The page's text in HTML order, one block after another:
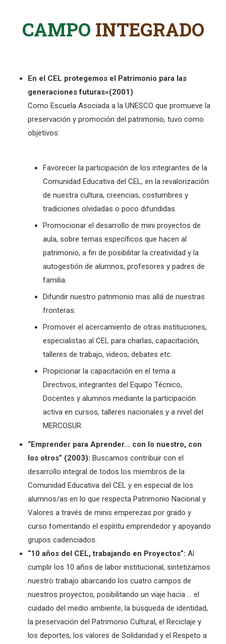
CAMPO INTEGRADO
En el CEL protegemos el Patrimonio para las
generaciones futuras»(2001)
Como Escuela Asociada a la UNESCO que promueve la
preservación y promoción del patrimonio, tuvo como
objetivos:
Favorecer la participación de los integrantes de la
Comunidad Educativa del CEL, en la revalorización
de nuestra cultura, creencias, costumbres y
tradiciones olvidadas o poco difundidas.
Promocionar el desarrollo de mini proyectos de
aula, sobre temas específicos que hacen al
patrimonio, a fin de posibilitar la creatividad y la
autogestión de alumnos, profesores y padres de
familia.
Difundir nuestro patrimonio mas allá de nuestras
fronteras.
Promover el acercamiento de otras instituciones,
especialistas al CEL para charlas, capacitación,
talleres de trabajo, videos, debates etc.
Propicionar la capacitación en el tema a
Directivos, integrantes del Equipo Técnico,
Docentes y alumnos mediante la participación
activa en cursos, talleres nacionales y a nivel del
MERCOSUR.
“Emprender para Aprender… con lo nuestro, con
los otros” (2003): Buscamos contribuir con el
desarrollo integral de todos los miembros de la
Comunidad Educativa del CEL y en especial de los
alumnos/as en lo que respecta Patrimonio Nacional y
Valores a través de minis emperezas por grado y
curso fomentando el espíritu emprendedor y apoyando
grupos cadenciados.
“10 años del CEL, trabajando en Proyectos”: Al
cumplir los 10 años de labor institucional, sintetizamos
nuestro trabajo abarcando los cuatro campos de
nuestros proyectos, posibilitando un viaje hacia … el
cuidado del medio ambiente, la búsqueda de identidad,
la preservación del Patrimonio Cultural, el Reciclaje y
los deportes, los valores de Solidaridad y el Respeto a